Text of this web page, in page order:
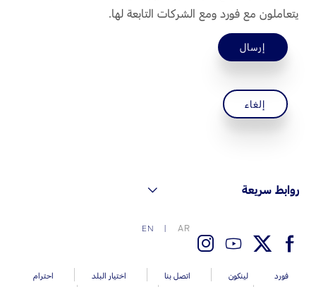
يتعاملون مع فورد ومع الشركات التابعة لها.
إرسال
إلغاء
AR
EN
فورد لينكون اتصل بنا اختيار البلد احترام
روابط سريعة